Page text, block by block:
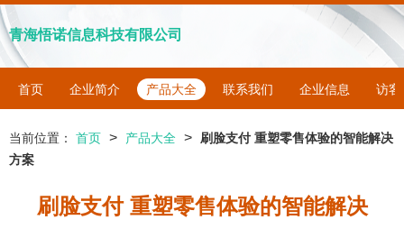
青海悟诺信息科技有限公司
首页 企业简介 产品大全 联系我们 企业信息 访客
当前位置： 首页 > 产品大全 >
刷脸支付 重塑零售体验的智能解决
方案
刷脸支付 重塑零售体验的智能解决